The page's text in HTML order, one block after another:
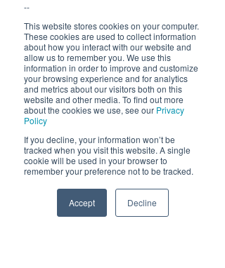
--
This website stores cookies on your computer.
These cookies are used to collect information
about how you interact with our website and
allow us to remember you. We use this
information in order to improve and customize
your browsing experience and for analytics
and metrics about our visitors both on this
website and other media. To find out more
about the cookies we use, see our Privacy
Policy
If you decline, your information won’t be
tracked when you visit this website. A single
cookie will be used in your browser to
remember your preference not to be tracked.
Accept Decline
som skjer på Himmelblå og
neste sommer!
Send
Email Facebook